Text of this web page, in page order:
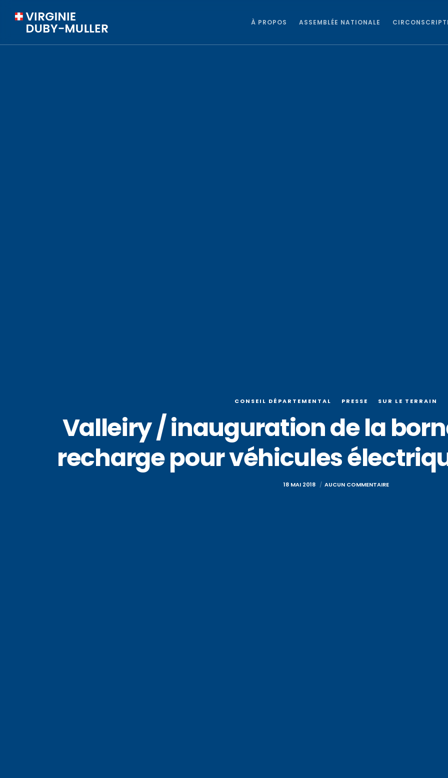
À PROPOS ASSEMBLÉE NATIONALE
CONSEIL DÉPARTEMENTAL PRESSE SUR LE TERRAIN
Valleiry / inauguration de la
recharge pour véhicules
18 MAI 2018 AUCUN COMMENTAIRE